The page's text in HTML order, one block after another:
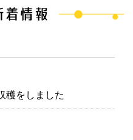
穫をしました